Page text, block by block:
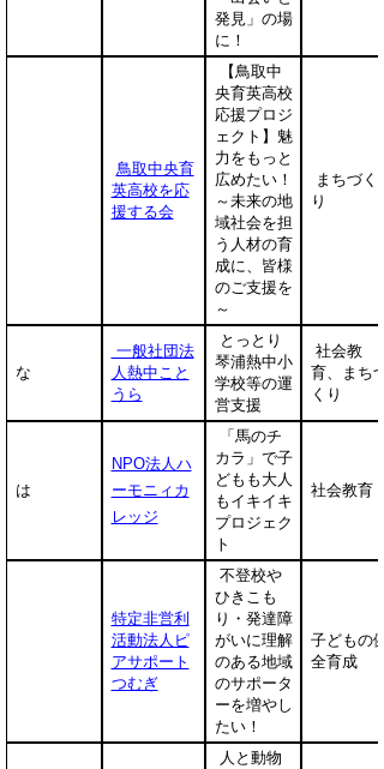
発見」の場
に！
鳥取中央育
英高校を応
援する会
【鳥取中
央育英高校
応援プロジ
ェクト】魅
力をもっと
広めたい！
～未来の地
域社会を担
う人材の育
成に、皆様
のご支援を
～
まちづく
り
な
一般社団法
人熱中こと
うら
とっとり
琴浦熱中小
学校等の運
営支援
社会教
育、まちづ
くり
は
NPO法人ハ
ーモニィカ
レッジ
「馬のチ
カラ」で子
どもも大人
もイキイキ
プロジェク
ト
社会教育
特定非営利
活動法人ピ
アサポート
つむぎ
不登校や
ひきこも
り・発達障
がいに理解
のある地域
のサポータ
ーを増やし
たい！
子どもの健
全育成
人と動物